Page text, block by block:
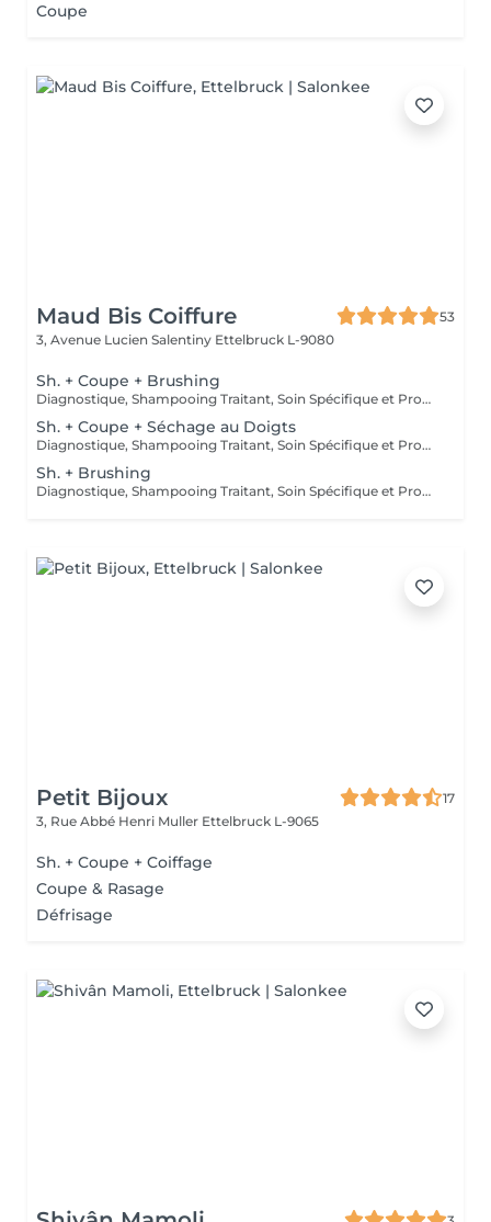
Coupe
Maud Bis Coiffure
53
3, Avenue Lucien Salentiny Ettelbruck L-9080
Sh. + Coupe + Brushing
Diagnostique, Shampooing Traitant, Soin Spécifique et Produits Coiffants inclus
Sh. + Coupe + Séchage au Doigts
Diagnostique, Shampooing Traitant, Soin Spécifique et Produits Coiffants inclus
Sh. + Brushing
Diagnostique, Shampooing Traitant, Soin Spécifique et Produits Coiffants inclus
Petit Bijoux
17
3, Rue Abbé Henri Muller Ettelbruck L-9065
Sh. + Coupe + Coiffage
Coupe & Rasage
Défrisage